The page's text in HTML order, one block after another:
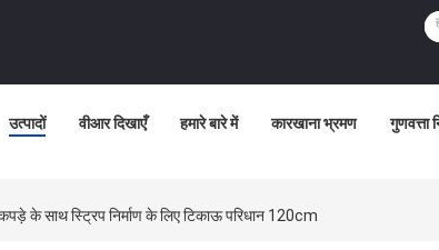
उत्पादों वीआर दिखाएँ हमारे बारे में कारखाना भ्रमण गुणवत्ता
के साथ स्ट्रिप निर्माण के लिए टिकाऊ परिधान 120cm